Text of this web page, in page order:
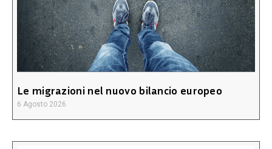
Le migrazioni nel nuovo bilancio europeo
6 Agosto 2026